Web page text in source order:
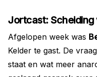
Jortcast:
Afgelopen week was
Kelder te gast. De
staat en wat meer